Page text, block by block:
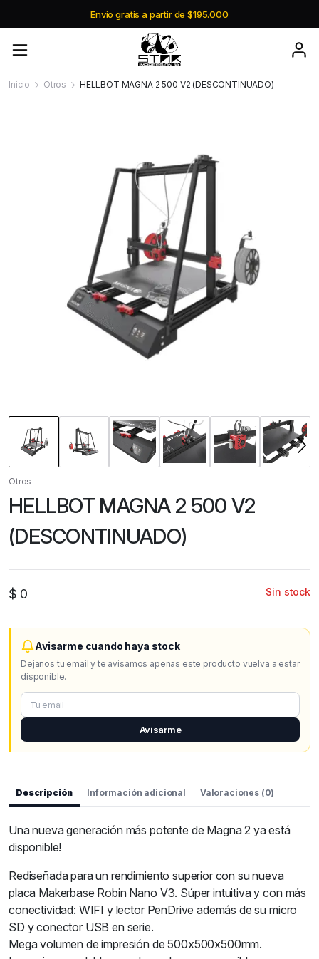
Envio gratis a partir de $195.000
Inicio Otros HELLBOT MAGNA 2 500 V2 (DESCONTINUADO)
Otros
HELLBOT MAGNA 2 500 V2
(DESCONTINUADO)
$ 0 Sin stock
Avisarme cuando haya stock
Dejanos tu email y te avisamos apenas este producto vuelva a estar
disponible.
Avisarme
Descripción Información adicional Valoraciones (0)
Una nueva generación más potente de Magna 2 ya está
disponible!
Rediseñada para un rendimiento superior con su nueva
placa Makerbase Robin Nano V3. Súper intuitiva y con más
conectividad: WIFI y lector PenDrive además de su micro
SD y conector USB en serie.
Mega volumen de impresión de 500x500x500mm.